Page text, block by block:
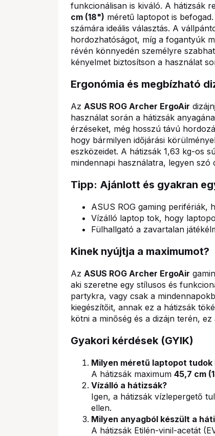
funkcionálisan is kiváló. A hátizsák
cm (18") méretű laptopot is
számára ideális választás. A
hordozhatóságot, míg a fogantyúk
révén könnyedén személyre
kényelmet biztosítson a használat
Ergonómia és megbízható
Az ASUS ROG Archer ErgoAir
használat során a hátizsák
érzéseket, még hosszú távú
hogy bármilyen időjárási
eszközeidet. A hátizsák 1,63 kg-os
mindennapi használatra, legyen
Tipp: Ajánlott és gyakran
ASUS ROG gaming perifériák,
Vízálló laptop tok, hogy
Fülhallgató a zavartalan
Kinek nyújtja a maximumot?
Az ASUS ROG Archer ErgoAir
aki szeretne egy stílusos és
partykra, vagy csak a
kiegészítőit, annak ez a hátizsák
kötni a minőség és a dizájn terén,
Gyakori kérdések (GYIK)
Milyen méretű laptopot tudok
A hátizsák maximum 45,7 cm
Vízálló a hátizsák?
Igen, a hátizsák vízlepergető
ellen.
Milyen anyagból készült a
A hátizsák Etilén-vinil-acetát